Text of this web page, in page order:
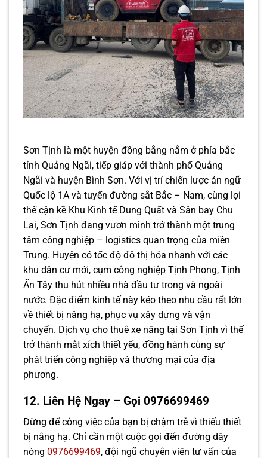
Sơn Tịnh là một huyện đồng bằng nằm ở phía bắc
tỉnh Quảng Ngãi, tiếp giáp với thành phố Quảng
Ngãi và huyện Bình Sơn. Với vị trí chiến lược án ngữ
Quốc lộ 1A và tuyến đường sắt Bắc – Nam, cùng lợi
thế cận kề Khu Kinh tế Dung Quất và Sân bay Chu
Lai, Sơn Tịnh đang vươn mình trở thành một trung
tâm công nghiệp – logistics quan trọng của miền
Trung. Huyện có tốc độ đô thị hóa nhanh với các
khu dân cư mới, cụm công nghiệp Tịnh Phong, Tịnh
Ấn Tây thu hút nhiều nhà đầu tư trong và ngoài
nước. Đặc điểm kinh tế này kéo theo nhu cầu rất lớn
về thiết bị nâng hạ, phục vụ xây dựng và vận
chuyển. Dịch vụ cho thuê xe nâng tại Sơn Tịnh vì thế
trở thành mắt xích thiết yếu, đồng hành cùng sự
phát triển công nghiệp và thương mại của địa
phương.
12. Liên Hệ Ngay – Gọi 0976699469
Đừng để công việc của bạn bị chậm trễ vì thiếu thiết
bị nâng hạ. Chỉ cần một cuộc gọi đến đường dây
nóng 0976699469, đội ngũ chuyên viên tư vấn của